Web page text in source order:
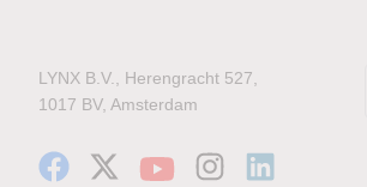
LYNX B.V., Herengracht 527,
1017 BV, Amsterdam